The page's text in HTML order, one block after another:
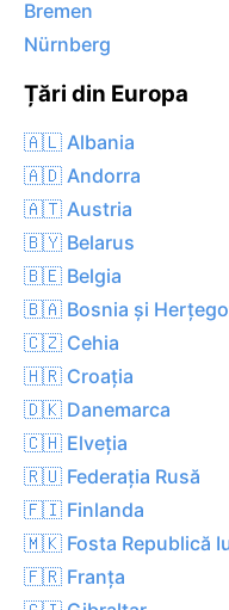
Bremen
Nürnberg
Țări din Europa
🇦🇱 Albania
🇦🇩 Andorra
🇦🇹 Austria
🇧🇾 Belarus
🇧🇪 Belgia
🇧🇦 Bosnia și
🇨🇿 Cehia
🇭🇷 Croația
🇩🇰 Danemarca
🇨🇭 Elveția
🇷🇺 Federația Rusă
🇫🇮 Finlanda
🇲🇰 Fosta Republică
🇫🇷 Franța